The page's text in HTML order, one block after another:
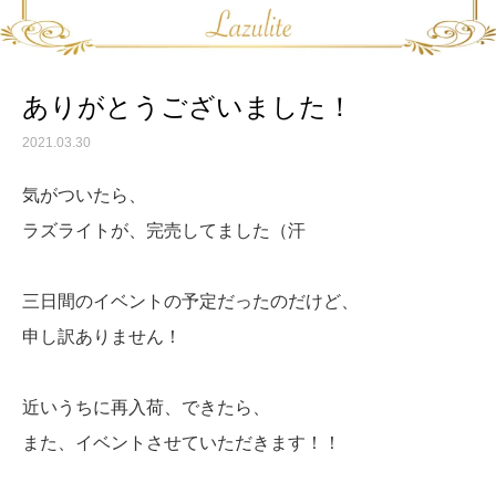
ありがとうございました！
2021.03.30
気がついたら、
ラズライトが、完売してました（汗
三日間のイベントの予定だったのだけど、
申し訳ありません！
近いうちに再入荷、できたら、
また、イベントさせていただきます！！